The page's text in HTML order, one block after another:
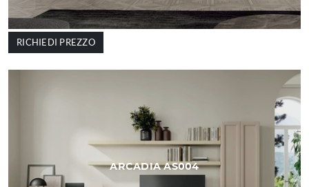
RICHIEDI PREZZO
ARCADIA AS004